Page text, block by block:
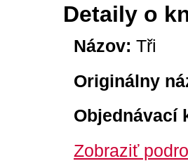
Detaily o
Názov: Tři
Originálny
Objednávací
Zobraziť